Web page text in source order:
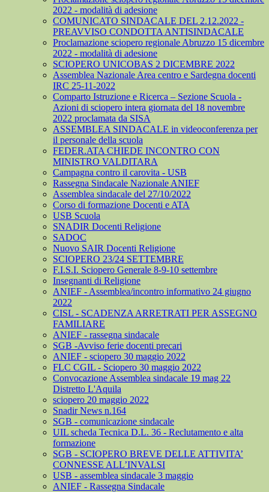
2022 - modalità di adesione
COMUNICATO SINDACALE DEL 2.12.2022 -
PREAVVISO CONDOTTA ANTISINDACALE
Proclamazione sciopero regionale Abruzzo 15 dicembre
2022 - modalità di adesione
SCIOPERO UNICOBAS 2 DICEMBRE 2022
Assemblea Nazionale Area centro e Sardegna docenti
IRC 25-11-2022
Comparto Istruzione e Ricerca – Sezione Scuola -
Azioni di sciopero intera giornata del 18 novembre
2022 proclamata da SISA
ASSEMBLEA SINDACALE in videoconferenza per
il personale della scuola
FEDER.ATA CHIEDE INCONTRO CON
MINISTRO VALDITARA
Campagna contro il carovita - USB
Rassegna Sindacale Nazionale ANIEF
Assemblea sindacale del 27/10/2022
Corso di formazione Docenti e ATA
USB Scuola
SNADIR Docenti Religione
SADOC
Nuovo SAIR Docenti Religione
SCIOPERO 23/24 SETTEMBRE
F.I.S.I. Sciopero Generale 8-9-10 settembre
Insegnanti di Religione
ANIEF - Assemblea/incontro informativo 24 giugno
2022
CISL - SCADENZA ARRETRATI PER ASSEGNO
FAMILIARE
ANIEF - rassegna sindacale
SGB -Avviso ferie docenti precari
ANIEF - sciopero 30 maggio 2022
FLC CGIL - Sciopero 30 maggio 2022
Convocazione Assemblea sindacale 19 mag 22
Distretto L'Aquila
sciopero 20 maggio 2022
Snadir News n.164
SGB - comunicazione sindacale
UIL scheda Tecnica D.L. 36 - Reclutamento e alta
formazione
SGB - SCIOPERO BREVE DELLE ATTIVITA’
CONNESSE ALL’INVALSI
USB - assemblea sindacale 3 maggio
ANIEF - Rassegna Sindacale